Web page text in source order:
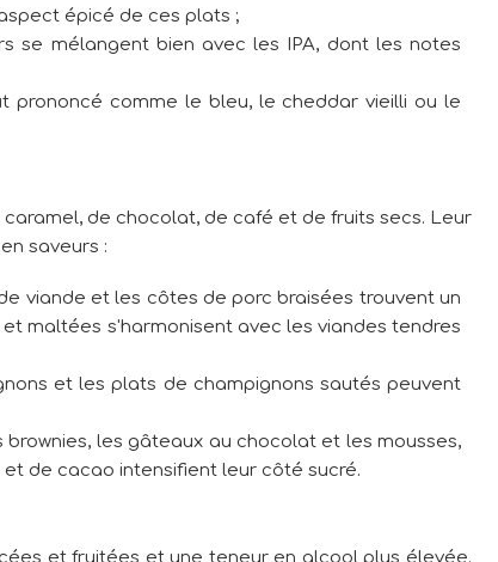
épicé de ces plats ;
se mélangent bien avec les IPA, dont les notes
prononcé comme le bleu, le cheddar vieilli ou le
de chocolat, de café et de fruits secs. Leur
saveurs :
viande et les côtes de porc braisées trouvent un
maltées s'harmonisent avec les viandes tendres
et les plats de champignons sautés peuvent
les gâteaux au chocolat et les mousses,
de cacao intensifient leur côté sucré.
et fruitées et une teneur en alcool plus élevée.